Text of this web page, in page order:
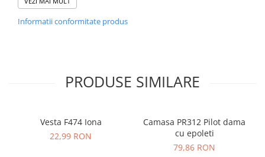
Gramaj180 g/m²
Informatii conformitate produs
PRODUSE SIMILARE
Vesta F474 Iona
22,99 RON
Camasa PR312 Pilot dama
cu epoleti
79,86 RON